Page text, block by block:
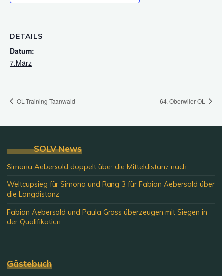
DETAILS
Datum:
7.März
OL-Training Taanwald 64. Oberwiler OL
SOLV News
Simona Aebersold doppelt über die Mitteldistanz nach
Weltcupsieg für Simona und Rang 3 für Fabian Aebersold über
die Langdistanz
Fabian Aebersold und Paula Gross überzeugen mit Siegen in
der Qualifikation
Gästebuch